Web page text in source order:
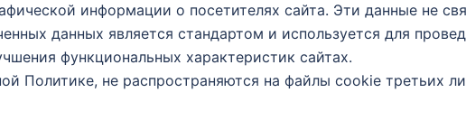
информации о посетителях сайта. Эти данные не
данных является стандартом и используется для
функциональных характеристик сайтах.
Политике, не распространяются на файлы сookie третьих